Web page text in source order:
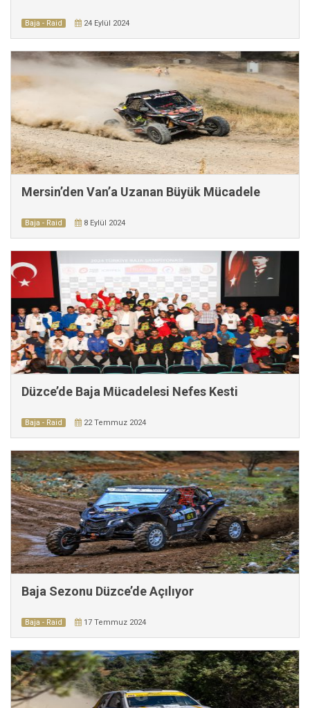
Baja - Raid 24 Eylül 2024
Mersin’den Van’a Uzanan Büyük Mücadele
Baja - Raid 8 Eylül 2024
Düzce’de Baja Mücadelesi Nefes Kesti
Baja - Raid 22 Temmuz 2024
Baja Sezonu Düzce’de Açılıyor
Baja - Raid 17 Temmuz 2024